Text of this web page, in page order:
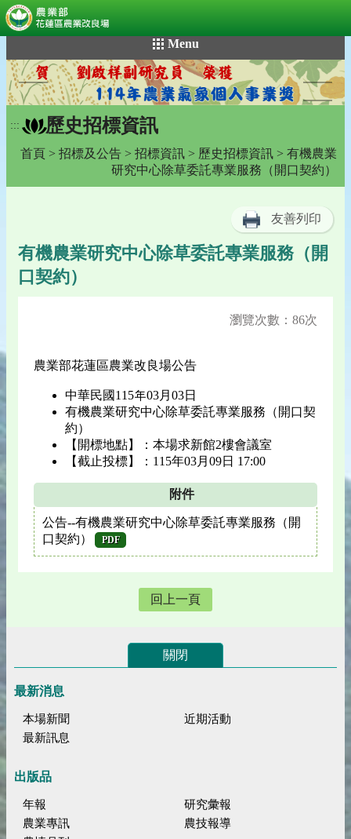
到
主
要
內
容
Menu
::: 歷史招標資訊
首頁 > 招標及公告 > 招標資訊 > 歷史招標資訊 > 有機農業
研究中⼼除草委託專業服務（開⼝契約）
友善列印
有機農業研究中⼼除草委託專業服務（開
⼝契約）
瀏覽次數：86次
農業部花蓮區農業改良場公告
中華民國115年03月03日
有機農業研究中⼼除草委託專業服務（開⼝契
約）
【開標地點】：本場求新館2樓會議室
【截止投標】：115年03月09日 17:00
附件
公告--有機農業研究中⼼除草委託專業服務（開
⼝契約）
PDF
回上一頁
關閉
最新消息
本場新聞
近期活動
最新訊息
出版品
年報
研究彙報
農業專訊
農技報導